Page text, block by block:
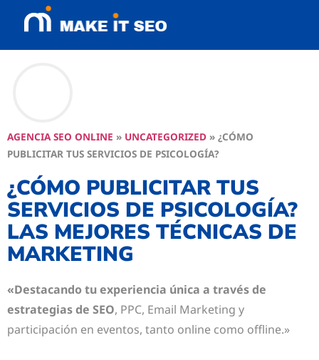
AGENCIA SEO ONLINE » UNCATEGORIZED » ¿CÓMO
PUBLICITAR TUS SERVICIOS DE PSICOLOGÍA?
¿CÓMO PUBLICITAR TUS
SERVICIOS DE PSICOLOGÍA?
LAS MEJORES TÉCNICAS DE
MARKETING
«Destacando tu experiencia única a través de
estrategias de SEO, PPC, Email Marketing y
participación en eventos, tanto online como offline.»